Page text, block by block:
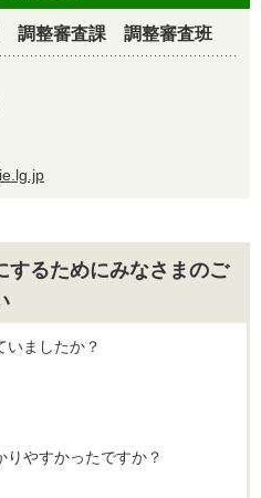
調整審査課 調整審査班
するためにみなさまのご
いましたか？
りやすかったですか？